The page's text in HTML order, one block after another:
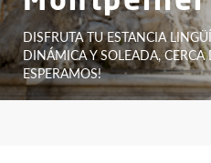
DISFRUTA TU ESTANCIA
DINÁMICA Y SOLEADA, CERCA
ESPERAMOS!